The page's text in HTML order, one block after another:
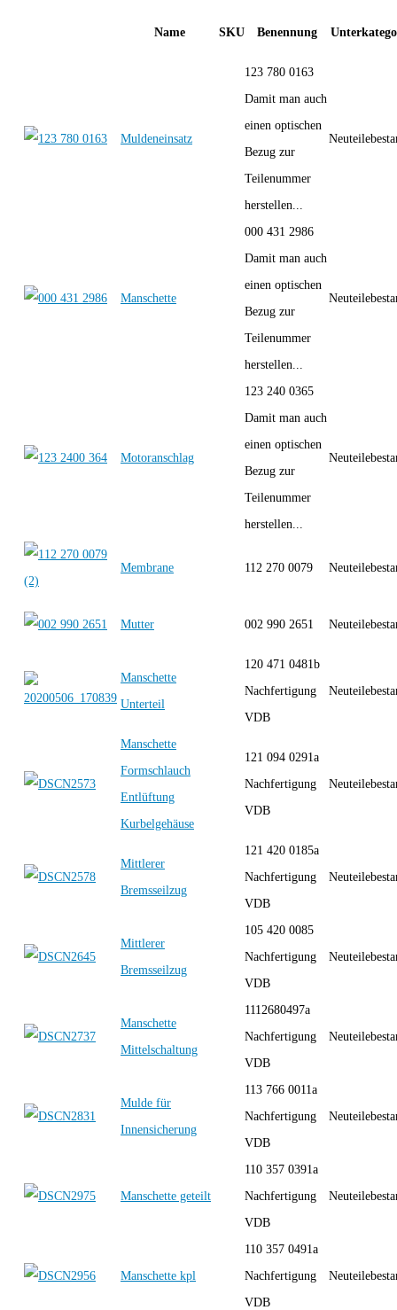
Name SKU Benennung
Muldeneinsatz
123 780 0163
Damit man auch
einen optischen
Bezug zur
Teilenummer
herstellen...
Manschette
000 431 2986
Damit man auch
einen optischen
Bezug zur
Teilenummer
herstellen...
Motoranschlag
123 240 0365
Damit man auch
einen optischen
Bezug zur
Teilenummer
herstellen...
Membrane 112 270 0079
Mutter 002 990 2651
Manschette
Unterteil
120 471 0481b
Nachfertigung
VDB
Manschette
Formschlauch
Entlüftung
Kurbelgehäuse
121 094 0291a
Nachfertigung
VDB
Mittlerer
Bremsseilzug
121 420 0185a
Nachfertigung
VDB
Mittlerer
Bremsseilzug
105 420 0085
Nachfertigung
VDB
Manschette
Mittelschaltung
1112680497a
Nachfertigung
VDB
Mulde für
Innensicherung
113 766 0011a
Nachfertigung
VDB
Manschette geteilt
110 357 0391a
Nachfertigung
VDB
Manschette kpl
110 357 0491a
Nachfertigung
VDB